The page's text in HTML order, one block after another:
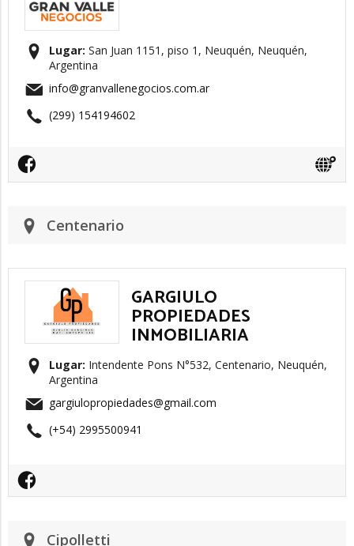
Lugar: San Juan 1151, piso 1, Neuquén, Neuquén,
Argentina
info@granvallenegocios.com.ar
(299) 154194602
Centenario
GARGIULO
PROPIEDADES
INMOBILIARIA
Lugar: Intendente Pons N°532, Centenario, Neuquén,
Argentina
gargiulopropiedades@gmail.com
(+54) 2995500941
Cipolletti